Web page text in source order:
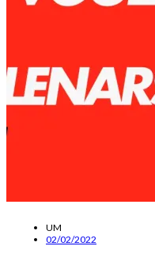
UM
02/02/2022